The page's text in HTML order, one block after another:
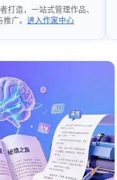
打造，一站式管理作品、
广。 进入作家中心